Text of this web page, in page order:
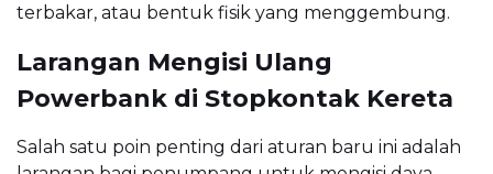
terbakar, atau bentuk fisik yang menggembung.
Larangan Mengisi Ulang
Powerbank di Stopkontak Kereta
Salah satu poin penting dari aturan baru ini adalah